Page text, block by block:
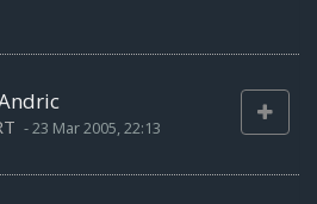
-23 Mar 2005, 22:13